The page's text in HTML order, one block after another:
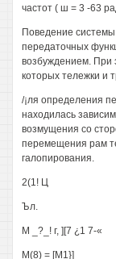
частот ( ш = 3 -63
Поведение
передаточных
возбуждением. При
которых тележки и
/¡ля определения
находилась
возмущения со
перемещения рам
галопирования.
2(1! Ц
Ъл.
М _?_! г, ][7 ¿1 7-«
М(8) = [М1}]